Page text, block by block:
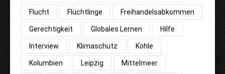
Flucht Flüchtlinge Freihandelsabkommen
Gerechtigkeit Globales Lernen Hilfe
Interview Klimaschutz Kohle
Kolumbien Leipzig Mittelmeer